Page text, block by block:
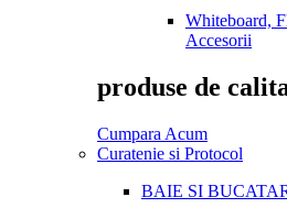
Whiteboard,
Accesorii
produse de
Cumpara Acum
Curatenie si Protocol
BAIE SI